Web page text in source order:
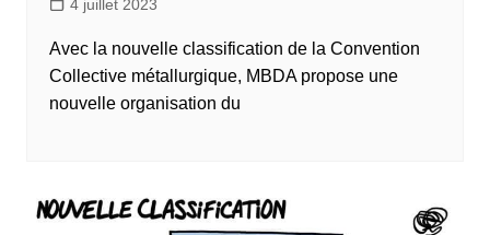
4 juillet 2023
Avec la nouvelle classification de la Convention
Collective métallurgique, MBDA propose une
nouvelle organisation du